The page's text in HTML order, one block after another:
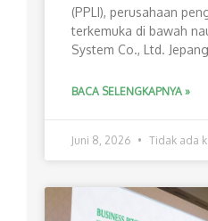
(PPLI), perusahaan
terkemuka di bawah
System Co., Ltd.
BACA SELENGKAPNYA »
Juni 8, 2026 Tidak ada